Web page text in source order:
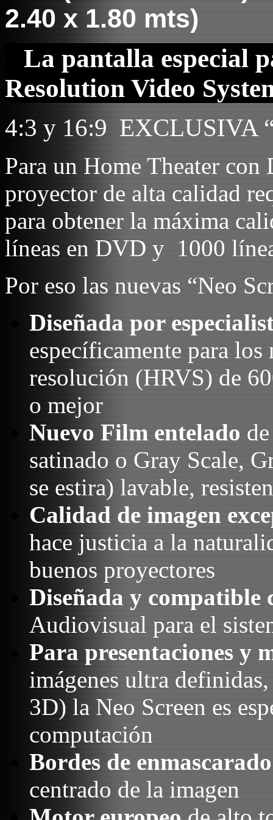
2.40 x 1.80 mts)
La pantalla especial
Resolution Video
4:3 y 16:9 EXCLUSIVA
Para un Home Theater
proyector de alta calidad
para obtener la máxima
líneas en DVD y 1000
Por eso las nuevas “Neo
Diseñada por
específicamente para
resolución (HRVS) de
o mejor
Nuevo Film enteladode
satinado o Gray Scale,
se estira) lavable,
Calidad de imagen
hace justicia a la
buenos proyectores
Diseñada y
Audiovisual para el
Para presentaciones y
imágenes ultra
3D) la Neo Screen es
computación
Bordes de
centrado de la imagen